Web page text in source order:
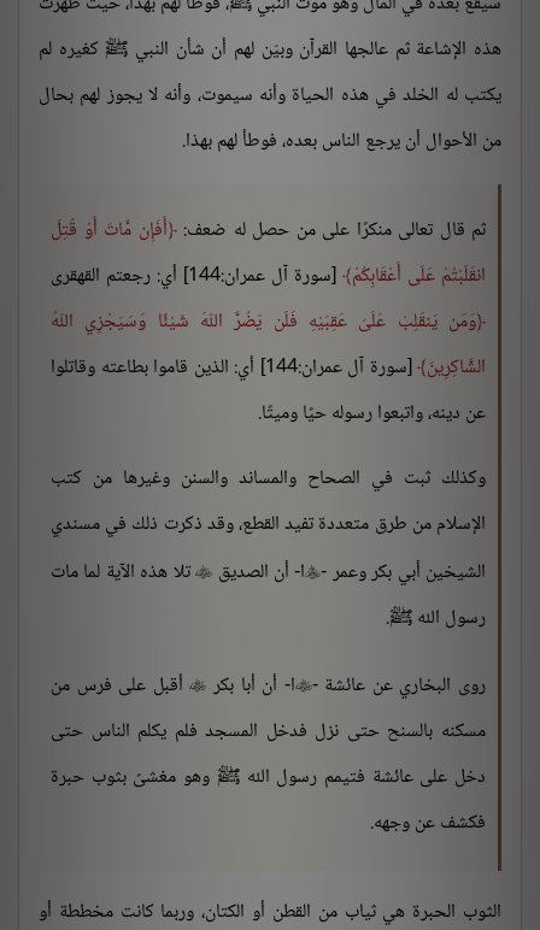
هذه الإشاعة ثم عالجها القرآن وبيّن لهم أن شأن النبي ﷺ كغيره لم
يكتب له الخلد في هذه الحياة وأنه سيموت، وأنه لا يجوز لهم بحال
من الأحوال أن يرجع الناس بعده، فوطأ لهم بهذا.
ثم قال تعالى منكرًا على من حصل له ضعف: أَفَإِن مَّاتَ أَوْ قُتِلَ
انقَلَبْتُمْ عَلَى أَعْقَابِكُمْ [سورة آل عمران:144] أي: رجعتم القهقرى
وَمَن يَنقَلِبْ عَلَىَ عَقِبَيْهِ فَلَن يَضُرَّ اللّهَ شَيْئًا وَسَيَجْزِي اللّهُ
الشَّاكِرِينَ
[سورة آل عمران:144] أي: الذين قاموا بطاعته وقاتلوا
عن دينه، واتبعوا رسوله حيًا وميتًا.
وكذلك ثبت في الصحاح والمساند والسنن وغيرها من كتب
الإسلام من طرق متعددة تفيد القطع، وقد ذكرت ذلك في مسندي
الشيخين أبي بكر وعمر -ا- أن الصديق تلا هذه الآية لما مات
رسول الله ﷺ.
روى البخاري عن عائشة -ا- أن أبا بكر أقبل على فرس من
مسكنه بالسنح حتى نزل فدخل المسجد فلم يكلم الناس حتى
دخل على عائشة فتيمم رسول الله ﷺ وهو مغشىً بثوب حبرة
فكشف عن وجهه.
الثوب الحبرة هي ثياب من القطن أو الكتان، وربما كانت مخططة أو